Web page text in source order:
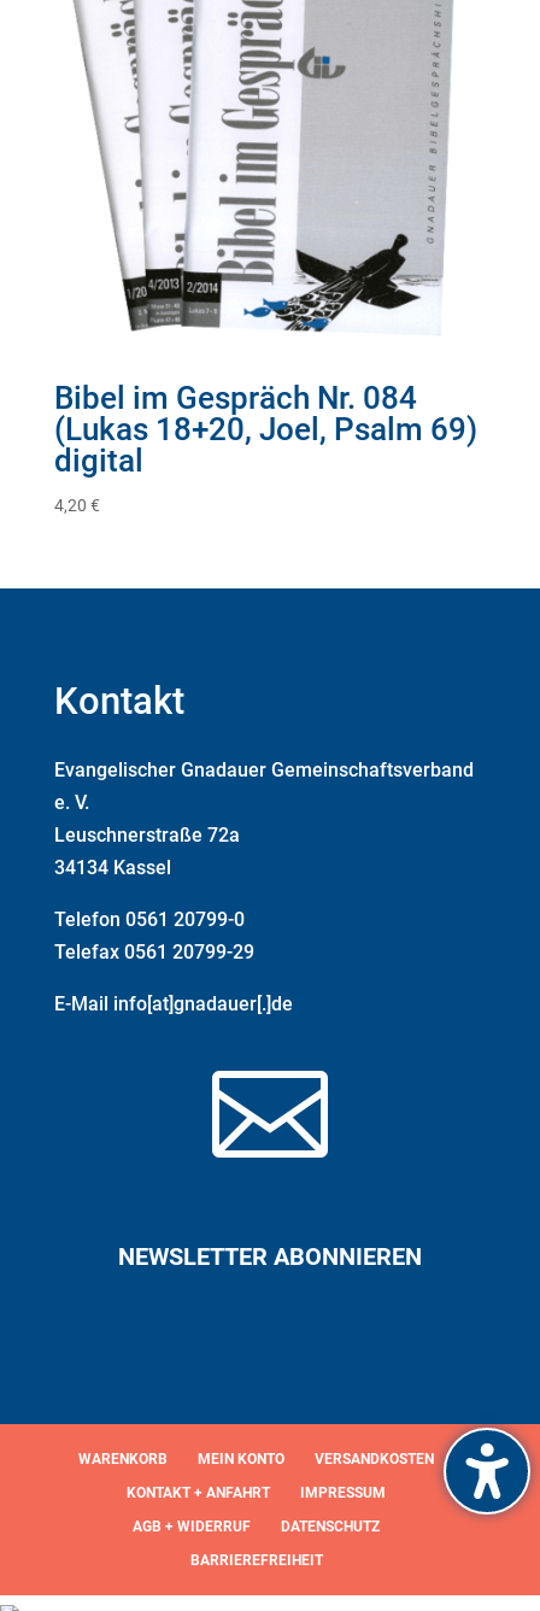
Bibel im Gespräch Nr. 084
(Lukas 18+20, Joel, Psalm 69)
digital
4,20 €
Kontakt
Evangelischer Gnadauer Gemeinschaftsverband
e. V.
Leuschnerstraße 72a
34134 Kassel
Telefon 0561 20799-0
Telefax 0561 20799-29
E-Mail info[at]gnadauer[.]de

NEWSLETTER ABONNIEREN
WARENKORB MEIN KONTO
VERSANDKOSTEN
KONTAKT + ANFAHRT
IMPRESSUM
AGB + WIDERRUF
DATENSCHUTZ
BARRIEREFREIHEIT